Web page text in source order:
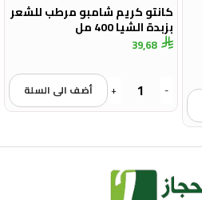
كانتو كريم شامبو مرطب للشعر
بزبدة الشيا 400 مل
39,68
-
+ أضف الى السلة